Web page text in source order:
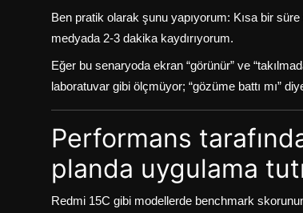
Ben pratik olarak şunu yapıyorum: Kısa bir
medyada 2-3 dakika kaydırıyorum.
Eğer bu senaryoda ekran “görünür” ve
laboratuvar gibi ölçmüyor; “gözüme battı mı”
Performans
planda uygulama
Redmi 15C gibi modellerde benchmark